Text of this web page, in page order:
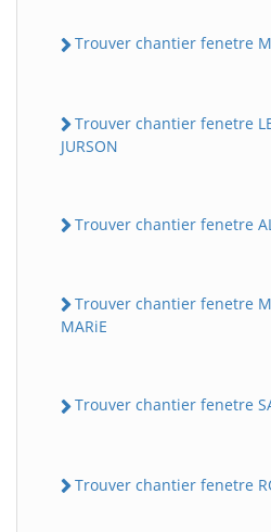
Trouver chantier fenetre
Trouver chantier fenetre LE
JURSON
Trouver chantier fenetre
Trouver chantier fenetre
MARiE
Trouver chantier fenetre
Trouver chantier fenetre